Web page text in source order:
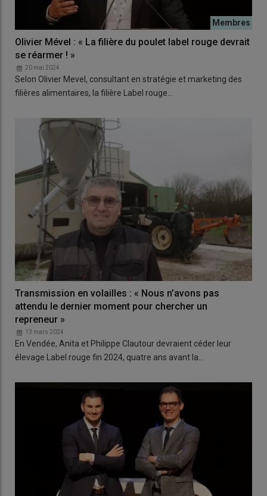
Olivier Mével : « La filière du poulet label rouge devrait
se réarmer ! »
20 mai 2024
Selon Olivier Mevel, consultant en stratégie et marketing des
filières alimentaires, la filière Label rouge…
Transmission en volailles : « Nous n’avons pas
attendu le dernier moment pour chercher un
repreneur »
13 mars 2024
En Vendée, Anita et Philippe Clautour devraient céder leur
élevage Label rouge fin 2024, quatre ans avant la…